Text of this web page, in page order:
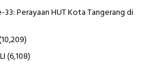
Perayaan HUT Kota Tangerang di
(6,108)